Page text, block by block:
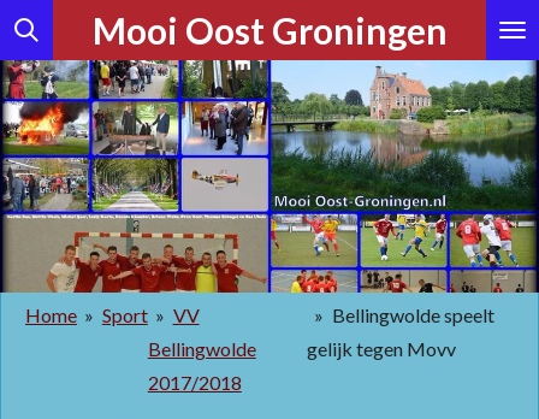
Ga
direct
naar
de
hoofdinhoud
Mooi Oost Groningen
Home » Sport » VV
Bellingwolde
2017/2018
» Bellingwolde speelt
gelijk tegen Movv